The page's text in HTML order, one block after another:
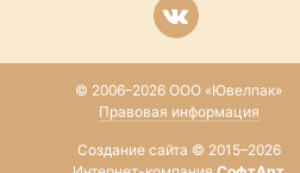
© 2006–2026 ООО «Ювелпак»
Правовая информация
Создание сайта © 2015–2026